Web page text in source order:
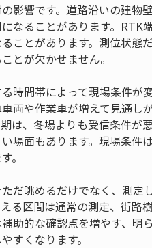
影響です。道路沿いの建
なることがあります。
ことがあります。測位状
とが欠かせません。
時間帯によって現場条件
両や作業車が増えて見通
は、冬場よりも受信条件
場面もあります。現場条
。
だ眺めるだけでなく、測
る区間は通常の測定、街路
助的な確認点を増やす、
すくなります。